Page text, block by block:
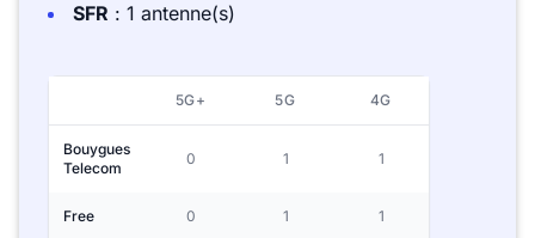
SFR : 1 antenne(s)
5G+ 5G 4G
Bouygues
Telecom
0 1 1
Free 0 1 1